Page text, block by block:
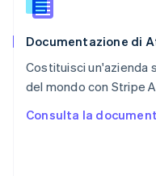
Documentazione di
Costituisci un'azienda
del mondo con Stripe
Consulta la
Slovacchia
Slovenia
Spagna
Español English
English Español简体中文